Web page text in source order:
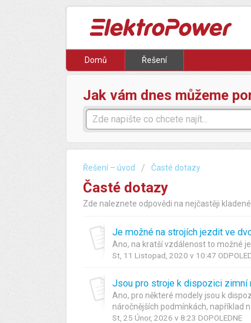
Domů Řešení
Jak vám dnes můžeme
Řešení – úvod Časté dotazy
Časté dotazy
Zde naleznete odpovědi na nejčastěji
Je možné na strojích jezdit ve
Ano, na kratší vzdálenost to možné
St, 11 Listopad, 2020 v 10:47
Jsou pro stroje k dispozici zimní
Ano, pro některé modely jsou k
náročnějších podmínkách, například
St, 25 Únor, 2026 v 8:23 DOPOLEDNE